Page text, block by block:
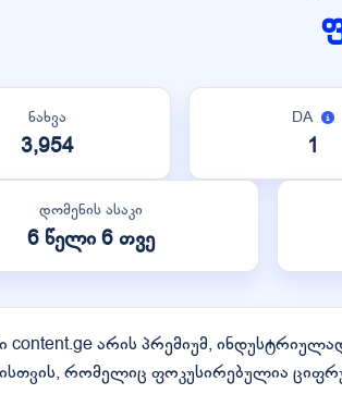
ნახვა
3,954
DA
1
დომენის ასაკი
6 წელი 6 თვე
content.ge არის პრემიუმ,
რომელიც ფოკუსირებულია